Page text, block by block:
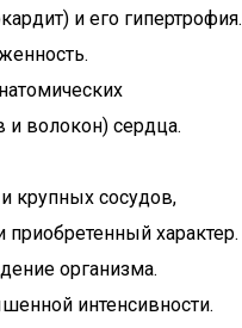
и его гипертрофия.
и волокон) сердца.
крупных сосудов,
характер.
организма.
интенсивности.